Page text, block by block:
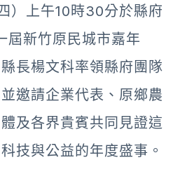
）上午10時30分於縣府
屆新竹原民城市嘉年
長楊文科率領縣府團隊
邀請企業代表、原鄉農
及各界貴賓共同見證這
技與公益的年度盛事。